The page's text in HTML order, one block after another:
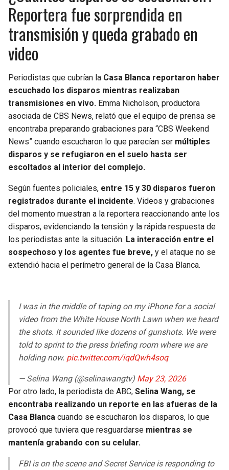
Reportera fue sorprendida en
transmisión y queda grabado en
video
Periodistas que cubrían la Casa Blanca reportaron haber
escuchado los disparos mientras realizaban
transmisiones en vivo. Emma Nicholson, productora
asociada de CBS News, relató que el equipo de prensa se
encontraba preparando grabaciones para “CBS Weekend
News” cuando escucharon lo que parecían ser múltiples
disparos y se refugiaron en el suelo hasta ser
escoltados al interior del complejo.
Según fuentes policiales, entre 15 y 30 disparos fueron
registrados durante el incidente. Videos y grabaciones
del momento muestran a la reportera reaccionando ante los
disparos, evidenciando la tensión y la rápida respuesta de
los periodistas ante la situación. La interacción entre el
sospechoso y los agentes fue breve, y el ataque no se
extendió hacia el perímetro general de la Casa Blanca.
I was in the middle of taping on my iPhone for a social
video from the White House North Lawn when we heard
the shots. It sounded like dozens of gunshots. We were
told to sprint to the press briefing room where we are
holding now. pic.twitter.com/iqdQwh4soq
— Selina Wang (@selinawangtv) May 23, 2026
Por otro lado, la periodista de ABC, Selina Wang, se
encontraba realizando un reporte en las afueras de la
Casa Blanca cuando se escucharon los disparos, lo que
provocó que tuviera que resguardarse mientras se
mantenía grabando con su celular.
FBI is on the scene and Secret Service is responding to